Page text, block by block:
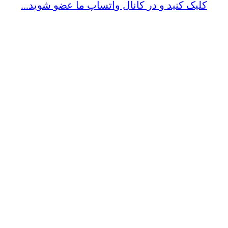
کلیک کنید و در کانال واتساپ ما عضو شوید...